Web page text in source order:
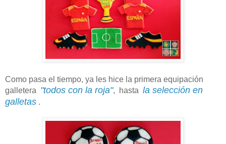
Como pasa el tiempo, ya les hice la primera equipación
galletera "todos con la roja", hasta la selección en
galletas .